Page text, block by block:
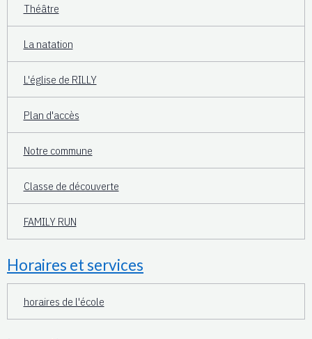
Théâtre
La natation
L'église de RILLY
Plan d'accès
Notre commune
Classe de découverte
FAMILY RUN
Horaires et services
horaires de l'école